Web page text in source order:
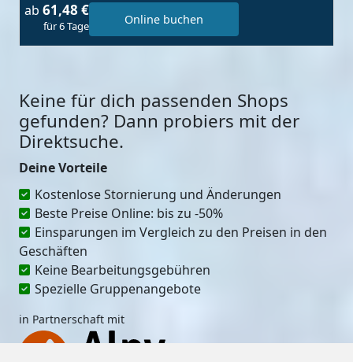
ab 61,48 €
für 6 Tage Online buchen
Keine für dich passenden Shops
gefunden? Dann probiers mit der
Direktsuche.
Deine Vorteile
Kostenlose Stornierung und Änderungen
Beste Preise Online: bis zu -50%
Einsparungen im Vergleich zu den Preisen in den
Geschäften
Keine Bearbeitungsgebühren
Spezielle Gruppenangebote
in Partnerschaft mit